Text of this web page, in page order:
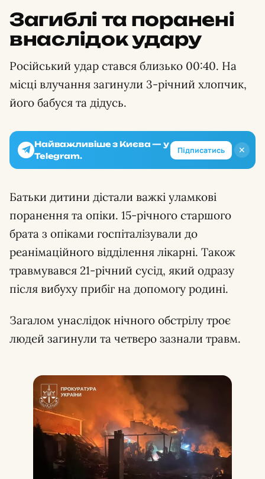
Загиблі та поранені
внаслідок удару
Російський удар стався близько 00:40. На
місці влучання загинули 3-річний хлопчик,
його бабуся та дідусь.
✕
Найважливіше з Києва — у
Telegram.
Підписатись
Батьки дитини дістали важкі уламкові
поранення та опіки. 15-річного старшого
брата з опіками госпіталізували до
реанімаційного відділення лікарні. Також
травмувався 21-річний сусід, який одразу
після вибуху прибіг на допомогу родині.
Загалом унаслідок нічного обстрілу троє
людей загинули та четверо зазнали травм.